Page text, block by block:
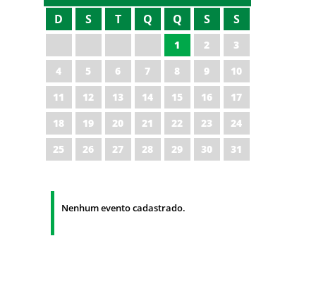
D S T Q Q S S
1 2
3
4
5 6 7 8 9
10
11
12 13 14 15 16
17
18
19 20 21 22 23
24
25
26 27 28 29 30 31
Nenhum evento cadastrado.